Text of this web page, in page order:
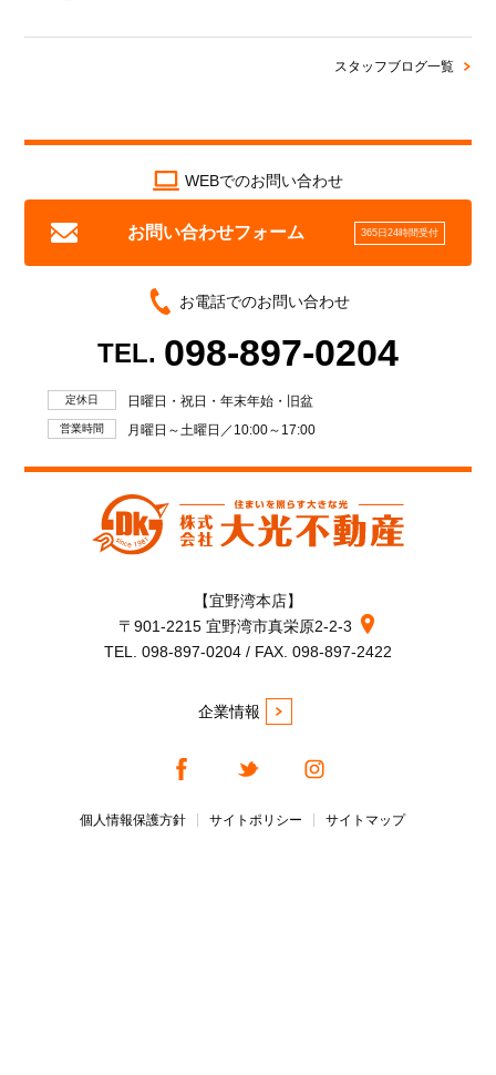
スタッフブログ一覧
WEBでのお問い合わせ
お問い合わせフォーム 365日24時間受付
お電話でのお問い合わせ
TEL. 098-897-0204
定休日 日曜日・祝日・年末年始・旧盆
営業時間 月曜日～土曜日／10:00～17:00
【宜野湾本店】
〒901-2215 宜野湾市真栄原2-2-3
TEL. 098-897-0204 / FAX. 098-897-2422
企業情報
個人情報保護方針 サイトポリシー サイトマップ